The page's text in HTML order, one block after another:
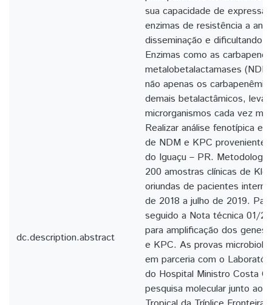
dc.description.abstract
sua capacidade de
enzimas de resistência a
disseminação e dificultando
Enzimas como as
metalobetalactamases
não apenas os
demais betalactâmicos,
microrganismos cada vez
Realizar análise fenotípica e
de NDM e KPC
do Iguaçu – PR.
200 amostras clínicas de
oriundas de pacientes
de 2018 a julho de 2019.
seguido a Nota técnica 01/
para amplificação dos
e KPC. As provas
em parceria com o
do Hospital Ministro Costa
pesquisa molecular junto ao